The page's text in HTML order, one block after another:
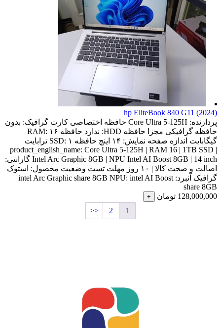
hp EliteBook 840 G11 (2024)
پردازنده: Core Ultra 5-125H حافظه اختصاصی کارت گرافیک: بدون
حافظه گرافیکی مجزا
حافظه HDD: ندارد حافظه RAM: ۱۶
گیگابایت اندازه صفحه نمایش: ۱۴ اینچ حافظه SSD: ۱ ترابایت
product_english_name: Core Ultra 5-125H | RAM 16 | 1TB SSD |
Intel Arc Graphic 8GB | NPU Intel AI Boost 8GB | 14 inch گارانتی:
اصالت و صحت کالا | ۱۰ روز مهلت تست
وضعیت محصول: استوک
گرافیک آنبرد:
intel Arc Graphic share 8GB NPU: intel AI Boost
share 8GB
128,000,000 تومان +
1
2
<<